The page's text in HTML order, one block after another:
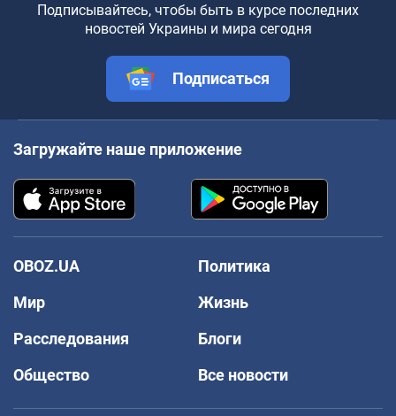
Подписывайтесь, чтобы быть в курсе последних
новостей Украины и мира сегодня
Подписаться
Загружайте наше приложение
OBOZ.UA
Политика
Мир
Жизнь
Расследования
Блоги
Общество
Все новости